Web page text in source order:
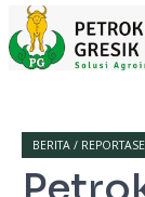
BERITA / REPORTASE